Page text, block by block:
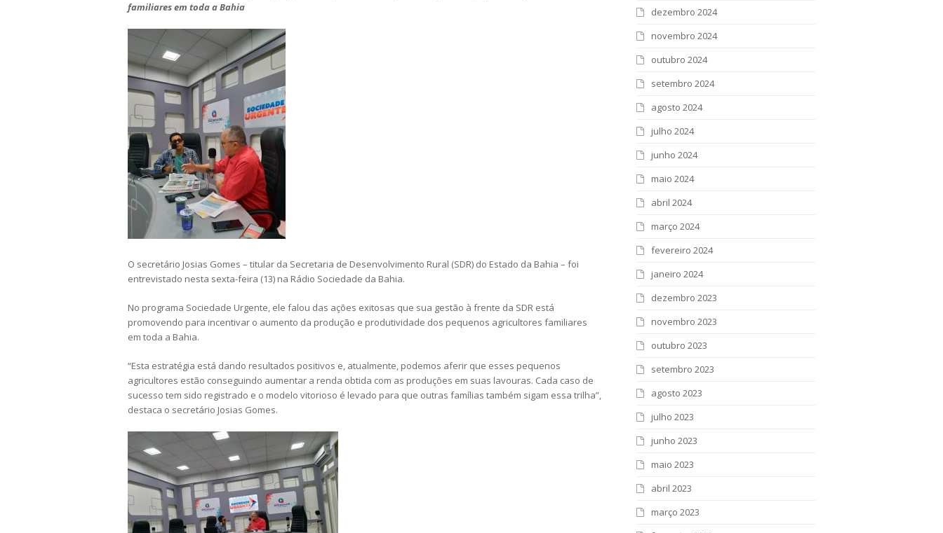
familiares em toda a Bahia
O secretário Josias Gomes – titular da Secretaria de Desenvolvimento Rural (SDR) do Estado da Bahia – foi
entrevistado nesta sexta-feira (13) na Rádio Sociedade da Bahia.
No programa Sociedade Urgente, ele falou das ações exitosas que sua gestão à frente da SDR está
promovendo para incentivar o aumento da produção e produtividade dos pequenos agricultores familiares
em toda a Bahia.
“Esta estratégia está dando resultados positivos e, atualmente, podemos aferir que esses pequenos
agricultores estão conseguindo aumentar a renda obtida com as produções em suas lavouras. Cada caso de
sucesso tem sido registrado e o modelo vitorioso é levado para que outras famílias também sigam essa trilha”,
destaca o secretário Josias Gomes.
dezembro 2024
novembro 2024
outubro 2024
setembro 2024
agosto 2024
julho 2024
junho 2024
maio 2024
abril 2024
março 2024
fevereiro 2024
janeiro 2024
dezembro 2023
novembro 2023
outubro 2023
setembro 2023
agosto 2023
julho 2023
junho 2023
maio 2023
abril 2023
março 2023